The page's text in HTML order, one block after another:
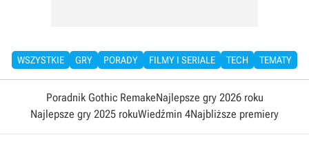
WSZYSTKIE GRY PORADY FILMY I SERIALE TECH TEMATY
Poradnik Gothic RemakeNajlepsze gry 2026 roku
Najlepsze gry 2025 rokuWiedźmin 4Najbliższe premiery